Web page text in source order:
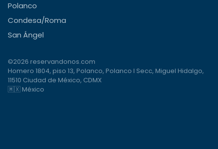
Polanco
Condesa/Roma
San Ángel
©2026 reservandonos.com
Homero 1804, piso 13, Polanco, Polanco I Secc, Miguel Hidalgo,
11510 Ciudad de México, CDMX
🇲🇽 México